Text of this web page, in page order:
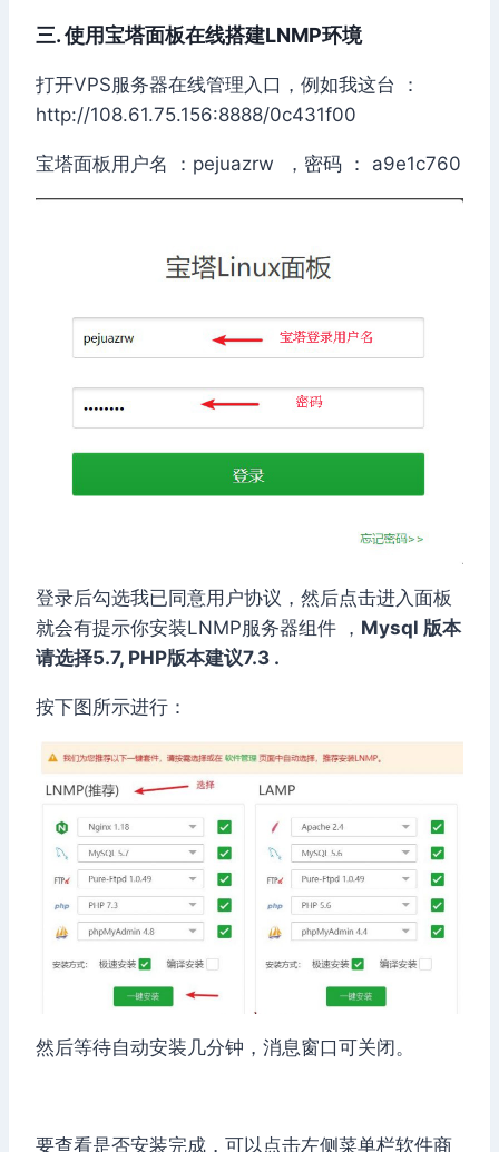
三. 使用宝塔面板在线搭建LNMP环境
打开VPS服务器在线管理入口，例如我这台 ：
http://108.61.75.156:8888/0c431f00
宝塔面板用户名 ：pejuazrw ，密码 ： a9e1c760
登录后勾选我已同意用户协议，然后点击进入面板
就会有提示你安装LNMP服务器组件 ， Mysql 版本
请选择5.7, PHP版本建议7.3 .
按下图所示进行：
然后等待自动安装几分钟，消息窗口可关闭。
要查看是否安装完成，可以点击左侧菜单栏软件商